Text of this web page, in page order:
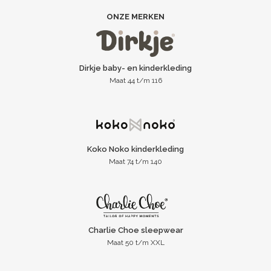
ONZE MERKEN
Dirkje baby- en kinderkleding
Maat 44 t/m 116
Koko Noko kinderkleding
Maat 74 t/m 140
Charlie Choe sleepwear
Maat 50 t/m XXL